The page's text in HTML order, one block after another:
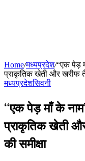
Home/मध्यप्रदेश/“एक पेड़
प्राकृतिक खेती और खरीफ
मध्यप्रदेशसिवनी
“एक पेड़ माँ के
प्राकृतिक खेती
की समीक्षा